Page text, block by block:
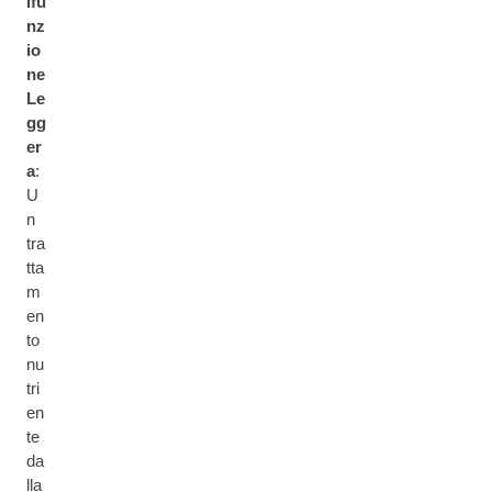
nz
io
ne
Le
gg
er
a:
U
n
tra
tta
m
en
to
nu
tri
en
te
da
lla